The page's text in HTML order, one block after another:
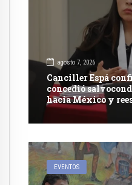
agosto 7, 2026
Canciller Espá
concedió
hacia México y
con dicho país
EVENTOS